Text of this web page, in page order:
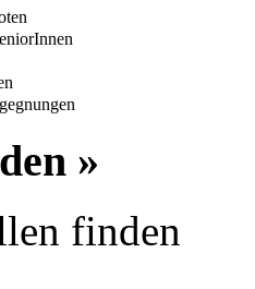
»
finden